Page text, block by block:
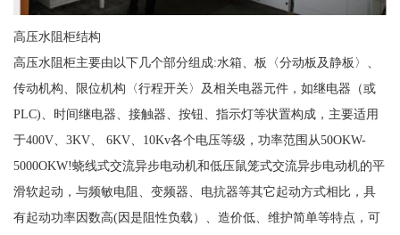
高压水阻柜结构
高压水阻柜主要由以下几个部分组成:水箱、板〈分动板及静板〉、
传动机构、限位机构〈行程开关〉及相关电器元件，如继电器（或
PLC)、时间继电器、接触器、按钮、指示灯等状置构成，主要适用
于400V、3KV、 6KV、10Kv各个电压等级，功率范围从50OKW-
5000OKW!蛲线式交流异步电动机和低压鼠笼式交流异步电动机的平
滑软起动，与频敏电阻、变频器、电抗器等其它起动方式相比，具
有起动功率因数高(因是阻性负载）、造价低、维护简单等特点，可